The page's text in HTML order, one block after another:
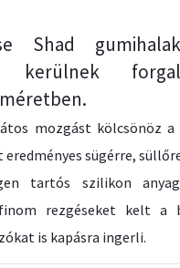
Shad
kerülnek
mozgást kölcsönöz
sügérre,
tartós szilikon
rezgéseket kelt a
is kapásra ingerli.